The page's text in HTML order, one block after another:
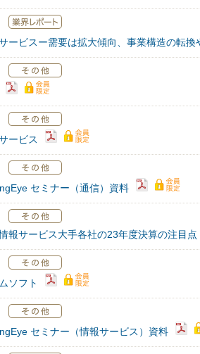
ービスー需要は拡大傾向、事業構造の転
ービス
セミナー（通信）資料
報サービス大手各社の23年度決算の注目点
ソフト
セミナー（情報サービス）資料